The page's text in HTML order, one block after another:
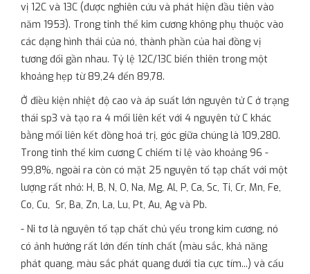
vị 12C và 13C (được nghiên cứu và phát hiện đầu tiên vào
năm 1953). Trong tinh thể kim cương không phụ thuộc vào
các dạng hình thái của nó, thành phần của hai đồng vị
tương đối gần nhau. Tỷ lệ 12C/13C biến thiên trong một
khoảng hẹp từ 89,24 đến 89,78.
Ở điều kiện nhiệt độ cao và áp suất lớn nguyên tử C ở trạng
thái sp3 và tạo ra 4 mối liên kết với 4 nguyên tử C khác
bằng mối liên kết đồng hoá trị, góc giữa chúng là 109,280.
Trong tinh thể kim cương C chiếm tỉ lệ vào khoảng 96 -
99,8%, ngoài ra còn có mặt 25 nguyên tố tạp chất với một
lượng rất nhỏ: H, B, N, O, Na, Mg, Al, P, Ca, Sc, Ti, Cr, Mn, Fe,
Co, Cu, Sr, Ba, Zn, La, Lu, Pt, Au, Ag và Pb.
- Ni tơ là nguyên tố tạp chất chủ yếu trong kim cương, nó
có ảnh hưởng rất lớn đến tính chất (màu sắc, khả năng
phát quang, màu sắc phát quang dưới tia cực tím...) và cấu